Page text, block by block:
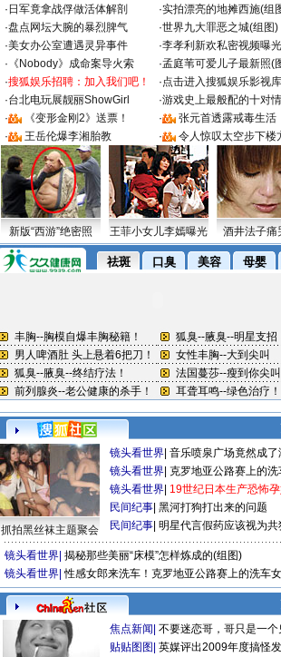
· 日军竟拿战俘做活体解剖 ·实拍漂亮的地摊西施(组
·盘点网坛大腕的暴烈脾气 ·世界九大罪恶之城(组图)
·美女办公室遭遇灵异事件 ·李孝利新欢私密视频曝光
· 《Nobody》成命案导火索 ·孟庭苇可爱儿子最新照(
·搜狐娱乐招聘：加入我们吧！ ·点击进入搜狐娱乐影视库
·台北电玩展靓丽ShowGirl ·游戏史上最般配的十对
·
《变形金刚2》送票！ ·
张元首透露戒毒生活
·
王岳伦爆李湘胎教 · 令人惊叹太空步下楼
新版“西游”绝密照 王菲小女儿李嫣曝光 酒井法子痛
抓拍黑丝袜主题聚会
镜头看世界 音乐喷泉广场竟然成了
镜头看世界 克罗地亚公路赛上的洗
镜头看世界 19世纪日本生产恐怖
民间纪事 黑河打狗打出来的问题
民间纪事 明星代言假药应该视为共
镜头看世界 揭秘那些美丽“床模”怎样炼成的(组图)
镜头看世界 性感女郎来洗车！克罗地亚公路赛上的洗车
焦点新闻 不要迷恋哥，哥只是一个
贴贴图图 英媒评出2009年度搞怪